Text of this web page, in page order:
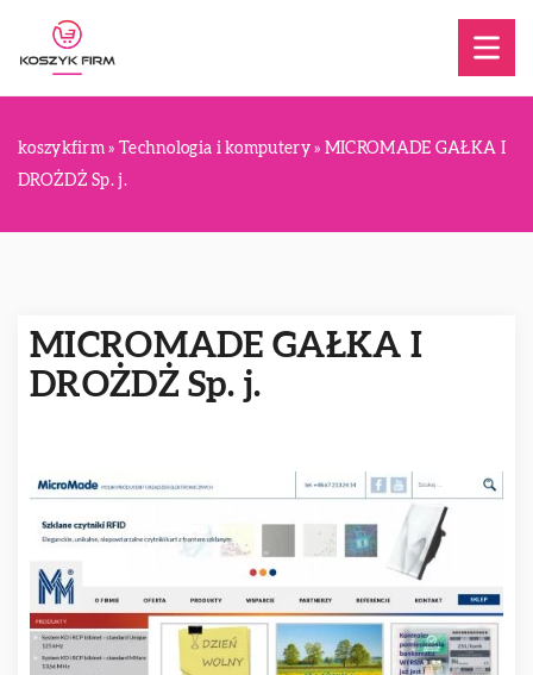
koszykfirm » Technologia i komputery» MICROMADE GAŁKA I
DROŻDŻ Sp. j.
MICROMADE GAŁKA I
DROŻDŻ Sp. j.